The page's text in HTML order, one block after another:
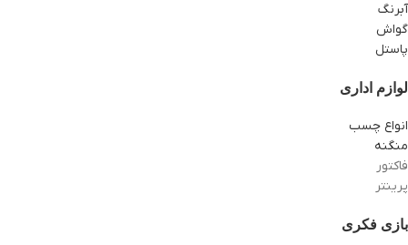
آبرنگ
گواش
پاستل
لوازم اداری
انواع چسب
منگنه
فاکتور
پرینتر
بازی فکری